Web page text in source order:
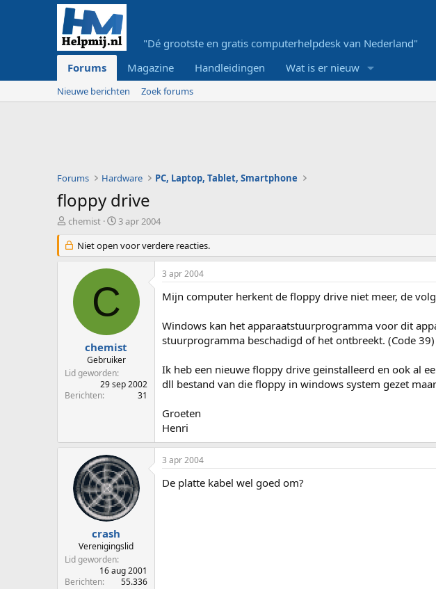
"Dé grootste en gratis computerhelpdesk van Nederland"
Forums
Magazine Handleidingen Wat is er nieuw
Nieuwe berichten Zoek forums
Forums Hardware PC, Laptop, Tablet, Smartphone
floppy drive
O
d
e
r
e
chemist
S
a
r
t
a
t
m
3 apr 2004
Niet open voor verdere reacties.
C
chemist
Gebruiker
Lid geworden
29 sep 2002
Berichten
31
3 apr 2004
Mijn computer herkent de floppy drive niet meer, de
Windows kan het apparaatstuurprogramma voor dit
stuurprogramma beschadigd of het ontbreekt. (Code 39)
Ik heb een nieuwe floppy drive geinstalleerd en ook al
dll bestand van die floppy in windows system gezet
Groeten
Henri
crash
Verenigingslid
Lid geworden
16 aug 2001
Berichten
55.336
3 apr 2004
De platte kabel wel goed om?